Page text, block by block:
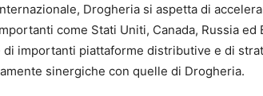
Drogheria si aspetta di
come Stati Uniti, Canada, Russia ed
di importanti piattaforme distributive e di
sinergiche con quelle di Drogheria.